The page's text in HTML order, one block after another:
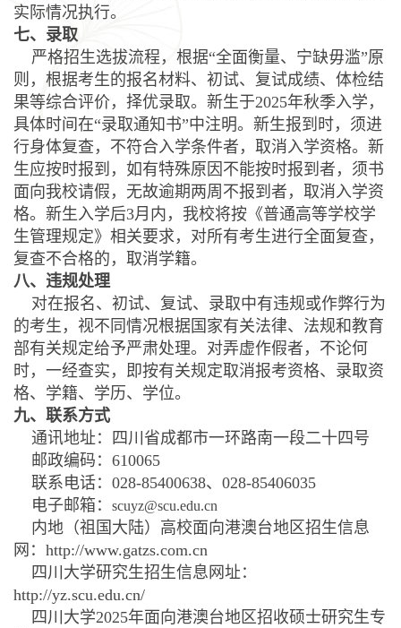
实际情况执行。
七、录取
严格招生选拔流程， 根据“全面衡量、宁缺毋滥”原
则，根据考生的报名材料、初试、复试成绩、体检结
果等综合评价，择优录取。新生于2025年秋季入学，
具体时间在“录取通知书”中注明。新生报到时，须进
行身体复查，不符合入学条件者，取消入学资格。新
生应按时报到，如有特殊原因不能按时报到者，须书
面向我校请假，无故逾期两周不报到者，取消入学资
格。新生入学后3月内，我校将按《普通高等学校学
生管理规定》相关要求，对所有考生进行全面复查，
复查不合格的，取消学籍。
八、违规处理
对在报名、初试、复试、录取中有违规或作弊行为
的考生，视不同情况根据国家有关法律、法规和教育
部有关规定给予严肃处理。对弄虚作假者，不论何
时，一经查实，即按有关规定取消报考资格、录取资
格、学籍、学历、学位。
九、联系方式
通讯地址：四川省成都市一环路南一段二十四号
邮政编码：610065
联系电话：028-85400638、028-85406035
电子邮箱： scuyz@scu.edu.cn
内地（祖国大陆）高校面向港澳台地区招生信息
网：http://www.gatzs.com.cn
四川大学研究生招生信息网址：
http://yz.scu.edu.cn/
四川大学2025年面向港澳台地区招收硕士研究生专